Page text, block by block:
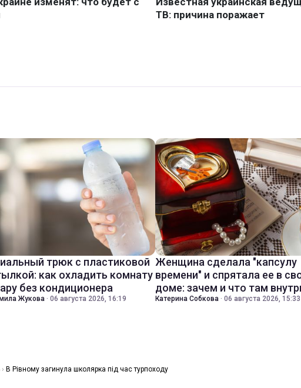
трюк с пластиковой
как охладить комнату
без кондиционера
Жукова · 06 августа 2026, 16:19
Женщина сделала "капсулу
времени" и спрятала ее в
доме: зачем и что там
Катерина Собкова · 06 августа 2026, 15:33
› В Рівному загинула школярка під час турпоходу